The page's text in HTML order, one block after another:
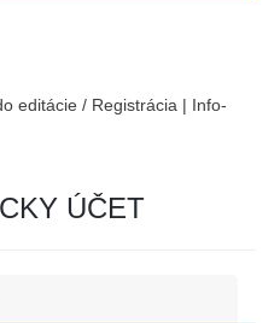
editácie / Registrácia | Info-
ÚČET